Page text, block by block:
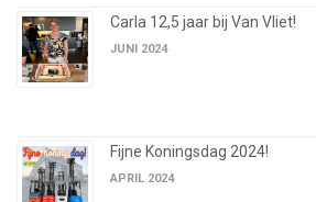
Carla 12,5 jaar bij Van Vliet!
JUNI 2024
Fijne Koningsdag 2024!
APRIL 2024